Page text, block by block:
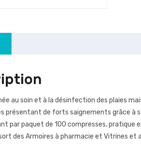
au soin et à la désinfection des plaies
présentant de forts saignements grâce à
par paquet de 100 compresses, pratique
des Armoires à pharmacie et Vitrines et